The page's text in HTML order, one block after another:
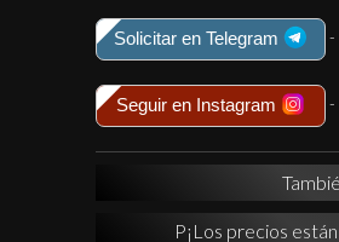
Solicitar en Telegram -
Seguir en Instagram -
P¡Los precios